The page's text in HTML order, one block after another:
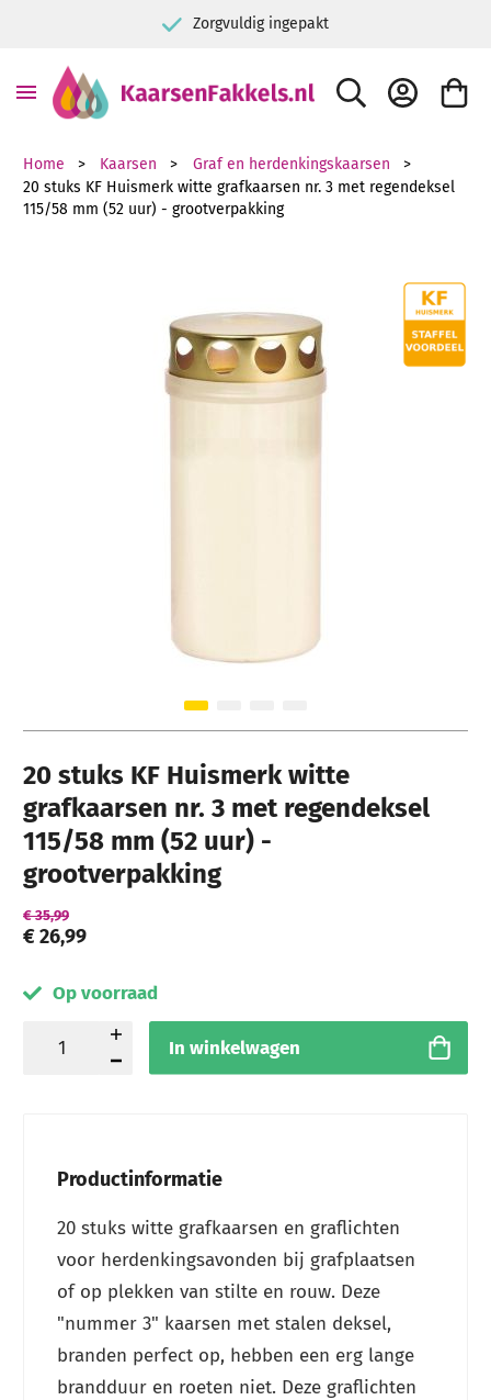
Zorgvuldig ingepakt
ZOEK ACCOUNT
Home Kaarsen
Graf en herdenkingskaarsen
20 stuks KF Huismerk witte grafkaarsen nr. 3 met regendeksel
115/58 mm (52 uur) - grootverpakking
Ga naar het einde van de afbeeldingen-gallerij
Ga naar het begin van de afbeeldingen-gallerij
20 stuks KF Huismerk witte
grafkaarsen nr. 3 met regendeksel
115/58 mm (52 uur) -
grootverpakking
€ 26,99
€ 35,99
Op voorraad
In winkelwagen
Productinformatie
20 stuks witte grafkaarsen en graflichten
voor herdenkingsavonden bij grafplaatsen
of op plekken van stilte en rouw. Deze
"nummer 3" kaarsen met stalen deksel,
branden perfect op, hebben een erg lange
brandduur en roeten niet. Deze graflichten